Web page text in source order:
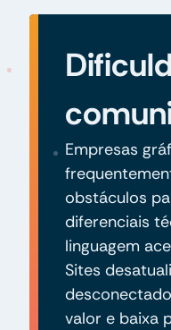
Empresas
obstáculos
diferenciais
linguagem
Sites
valor e baixa